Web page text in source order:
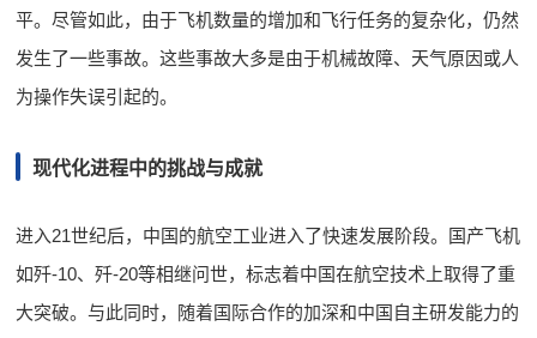
平。尽管如此，由于飞机数量的增加和飞行任务的复杂化，仍然
发生了一些事故。这些事故大多是由于机械故障、天气原因或人
为操作失误引起的。
现代化进程中的挑战与成就
进入21世纪后，中国的航空工业进入了快速发展阶段。国产飞机
如歼-10、歼-20等相继问世，标志着中国在航空技术上取得了重
大突破。与此同时，随着国际合作的加深和中国自主研发能力的